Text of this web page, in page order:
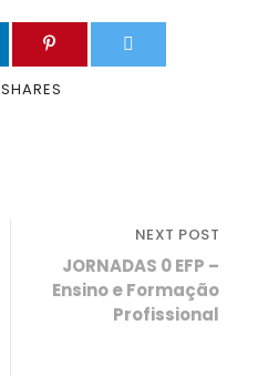
SHARES
NEXT POST
JORNADAS 0 EFP –
Ensino e Formação
Profissional